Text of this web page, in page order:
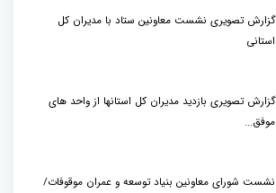
گزارش تصویری نشست معاونین ستاد با مدیران کل
استانی
گزارش تصویری بازدید مدیران کل استانها از واحد های
موفق...
نشست شورای معاونین بنیاد توسعه و عمران موقوفات/